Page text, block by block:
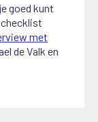
goed kunt
met
de Valk en